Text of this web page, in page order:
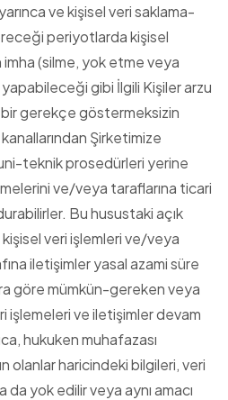
ve kişisel veri saklama-
periyotlarda kişisel
(silme, yok etme veya
gibi İlgili Kişiler arzu
gerekçe göstermeksizin
Şirketimize
teknik prosedürleri yerine
ve/veya taraflarına ticari
Bu husustaki açık
veri işlemleri ve/veya
iletişimler yasal azami süre
göre mümkün-gereken veya
işlemeleri ve iletişimler devam
hukuken muhafazası
olanlar haricindeki bilgileri, veri
yok edilir veya aynı amacı